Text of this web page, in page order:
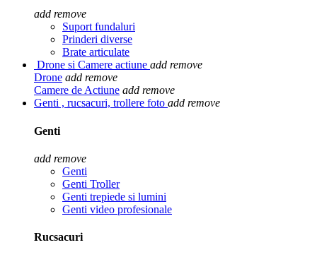
add remove
Suport fundaluri
Prinderi diverse
Brate articulate
Drone si Camere actiune add remove
Drone add remove
Camere de Actiune add remove
Genti , rucsacuri, trollere foto add remove
Genti
add remove
Genti
Genti Troller
Genti trepiede si lumini
Genti video profesionale
Rucsacuri